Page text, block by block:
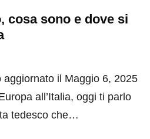
cosa sono e dove si
il Maggio 6, 2025
all’Italia, oggi ti parlo
tedesco che…